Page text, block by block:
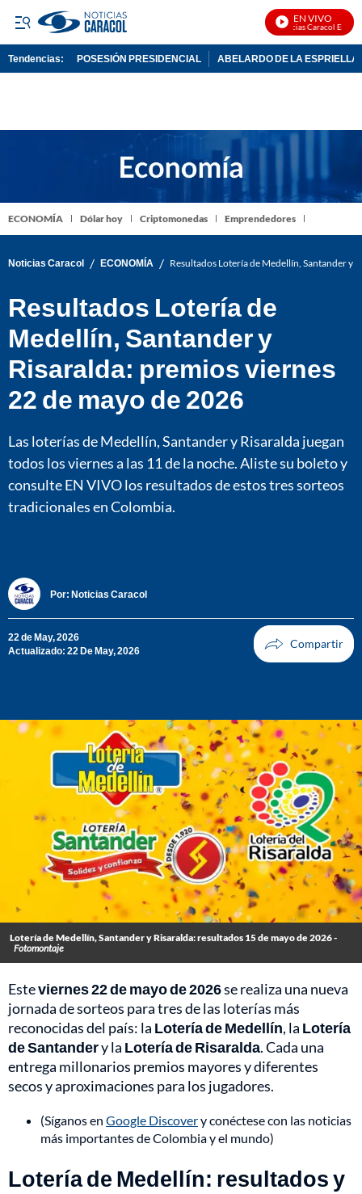
EN VIVO
Noticias Caracol En Vivo
Tendencias: POSESIÓN PRESIDENCIAL ABELARDO DE LA ESPRIELLA
ECONOMÍA Dólar hoy Criptomonedas Emprendedores
Noticias Caracol / ECONOMÍA / Resultados Lotería de Medellín, Santander y
Resultados Lotería de
Medellín, Santander y
Risaralda: premios viernes
22 de mayo de 2026
Las loterías de Medellín, Santander y Risaralda juegan
todos los viernes a las 11 de la noche. Aliste su boleto y
consulte EN VIVO los resultados de estos tres sorteos
tradicionales en Colombia.
Por: Noticias Caracol
22 de May, 2026
Actualizado: 22 De May, 2026
Lotería de Medellín, Santander y Risaralda: resultados 15 de mayo de 2026 -
Fotomontaje
Esteviernes 22 de mayo de 2026se realiza una nueva
jornada de sorteos para tres de las loterías más
reconocidas del país: la Lotería de Medellín, la Lotería
de Santandery la Lotería de Risaralda. Cada una
entrega millonarios premios mayores y diferentes
secos y aproximaciones para los jugadores.
(Síganos en Google Discovery conéctese con las noticias
más importantes de Colombia y el mundo)
Lotería de Medellín: resultados y